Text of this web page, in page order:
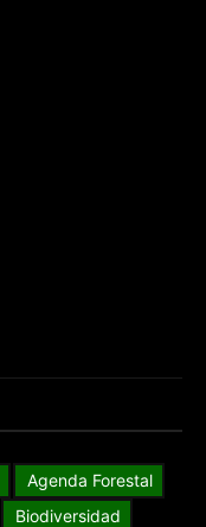
Agenda Forestal
Biodiversidad